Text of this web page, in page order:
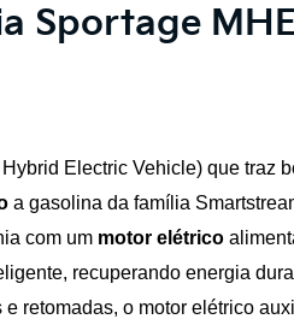
Sportage
Electric Vehicle) que traz
a gasolina da família
com um motor elétrico
recuperando energia
retomadas, o motor elétrico